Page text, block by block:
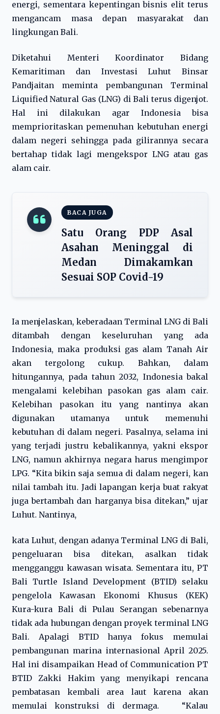
energi, sementara kepentingan bisnis elit terus
mengancam masa depan masyarakat dan
lingkungan Bali.
Diketahui Menteri Koordinator Bidang
Kemaritiman dan Investasi Luhut Binsar
Pandjaitan meminta pembangunan Terminal
Liquified Natural Gas (LNG) di Bali terus digenjot.
Hal ini dilakukan agar Indonesia bisa
memprioritaskan pemenuhan kebutuhan energi
dalam negeri sehingga pada gilirannya secara
bertahap tidak lagi mengekspor LNG atau gas
alam cair.
BACA JUGA
Satu Orang PDP Asal
Asahan Meninggal di
Medan Dimakamkan
Sesuai SOP Covid-19
Ia menjelaskan, keberadaan Terminal LNG di Bali
ditambah dengan keseluruhan yang ada
Indonesia, maka produksi gas alam Tanah Air
akan tergolong cukup. Bahkan, dalam
hitungannya, pada tahun 2032, Indonesia bakal
mengalami kelebihan pasokan gas alam cair.
Kelebihan pasokan itu yang nantinya akan
digunakan utamanya untuk memenuhi
kebutuhan di dalam negeri. Pasalnya, selama ini
yang terjadi justru kebalikannya, yakni ekspor
LNG, namun akhirnya negara harus mengimpor
LPG. “Kita bikin saja semua di dalam negeri, kan
nilai tambah itu. Jadi lapangan kerja buat rakyat
juga bertambah dan harganya bisa ditekan,” ujar
Luhut. Nantinya,
kata Luhut, dengan adanya Terminal LNG di Bali,
pengeluaran bisa ditekan, asalkan tidak
mengganggu kawasan wisata. Sementara itu, PT
Bali Turtle Island Development (BTID) selaku
pengelola Kawasan Ekonomi Khusus (KEK)
Kura-kura Bali di Pulau Serangan sebenarnya
tidak ada hubungan dengan proyek terminal LNG
Bali. Apalagi BTID hanya fokus memulai
pembangunan marina internasional April 2025.
Hal ini disampaikan Head of Communication PT
BTID Zakki Hakim yang menyikapi rencana
pembatasan kembali area laut karena akan
memulai konstruksi di dermaga. “Kalau